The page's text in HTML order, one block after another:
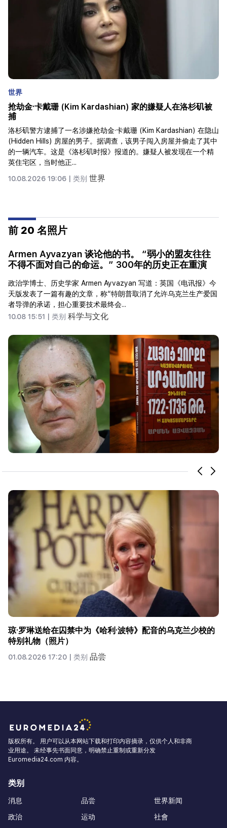
世界
土耳其亚美尼亚宗主教区支持所有亚美尼亚天主教徒
土耳其亚美尼亚宗主教区表达了对全亚美尼亚天主教徒加雷格二世
和亚美尼亚使徒教会主教的支持。宗主教区在8月10日发布的消息
中表示，最近对亚美尼亚使徒教会采取的“消极立场”给亚美尼亚和
海外信徒造成了深深的痛苦和...
前 20 名照片
Armen Ayvazyan 谈论他的书。 “弱小的盟友往往
不得不面对自己的命运。” 300年的历史正在重演
政治学博士、历史学家 Armen Ayvazyan 写道：英国《电讯报》今
天版发表了一篇有趣的文章，称“特朗普取消了允许乌克兰生产爱国
者导弹的承诺，担心重要技术最终会...
10.08 15:51 |
类别 科学与文化
亲阿图尔·格里戈里安 (Artur Grigoryan) 分享档案照片
（组图）
31.07.2026 22:29 | 类别品尝
版权所有。 用户可以从本网站下载和打印内容摘录，仅供个人和非商
业用途。 未经事先书面同意，明确禁止重制或重新分发
Euromedia24.com 内容。
类别
消息
政治
品尝
运动
世界新闻
社會